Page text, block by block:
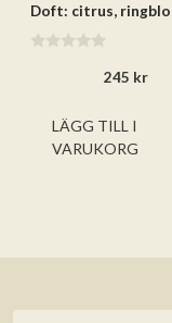
Doft: citrus,
245 kr
LÄGG TILL I
VARUKORG